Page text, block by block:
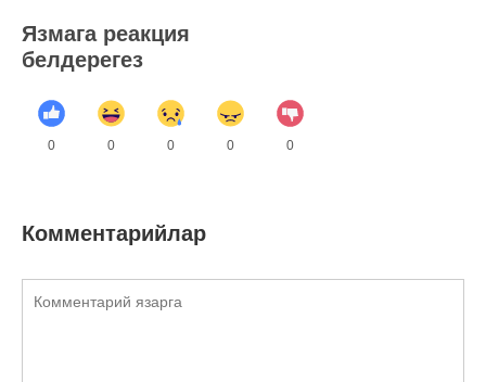
Язмага реакция
белдерегез
0 0 0 0 0
Комментарийлар